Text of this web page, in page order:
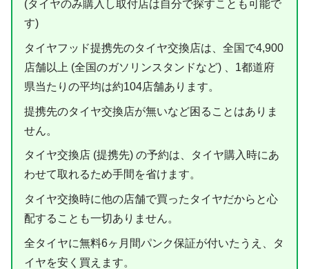
(タイヤのみ購入し取付店は自分で探すことも可能で
す)
タイヤフッド提携先のタイヤ交換店は、全国で4,900
店舗以上 (全国のガソリンスタンドなど) 、1都道府
県当たりの平均は約104店舗あります。
提携先のタイヤ交換店が無いなど困ることはありま
せん。
タイヤ交換店 (提携先) の予約は、タイヤ購入時にあ
わせて取れるため手間を省けます。
タイヤ交換時に他の店舗で買ったタイヤだからと心
配することも一切ありません。
全タイヤに無料6ヶ月間パンク保証が付いたうえ、タ
イヤを安く買えます。